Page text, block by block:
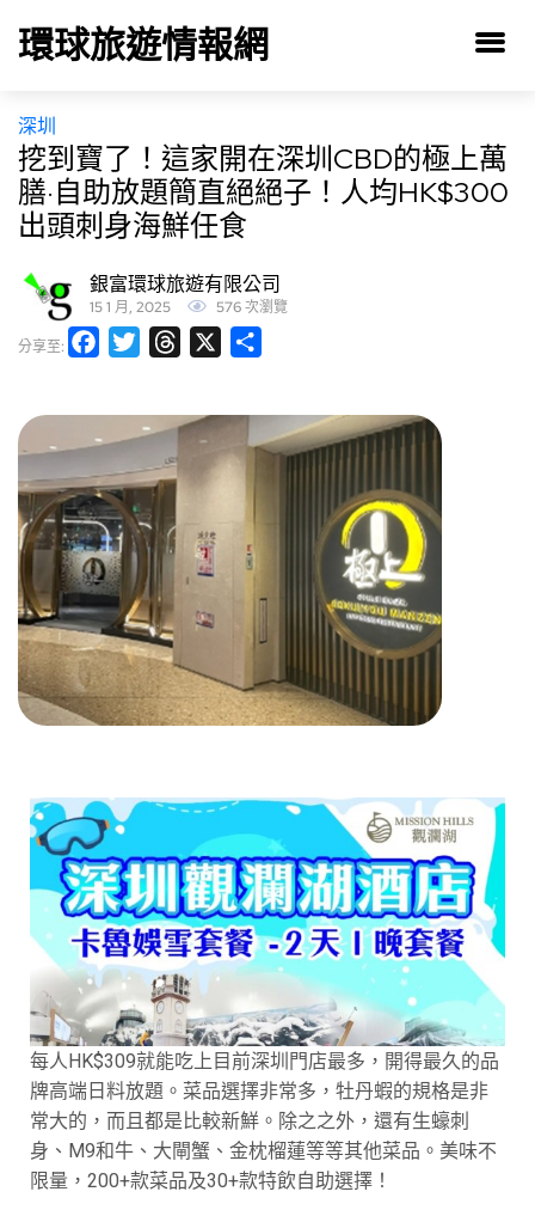
環球旅遊情報網
深圳
挖到寶了！這家開在深圳CBD的極上萬
膳·自助放題簡直絕絕子！人均HK$300
出頭刺身海鮮任食
銀富環球旅遊有限公司
15 1 月, 2025 576 次瀏覽
分享至: FacebookTwitterThreads
每人HK$309就能吃上目前深圳門店最多，開得最久的品
牌高端日料放題。菜品選擇非常多，牡丹蝦的規格是非
常大的，而且都是比較新鮮。除之之外，還有生蠔刺
身、M9和牛、大閘蟹、金枕榴蓮等等其他菜品。美味不
限量，200+款菜品及30+款特飲自助選擇！